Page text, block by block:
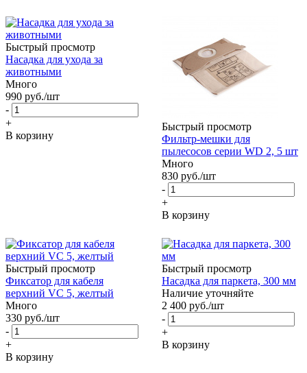
Быстрый просмотр
Насадка для ухода за
животными
Много
990 руб./шт
-
+
В корзину
Быстрый просмотр
Фильтр-мешки для
пылесосов серии WD 2, 5 шт
Много
830 руб./шт
-
+
В корзину
Быстрый просмотр
Фиксатор для кабеля
верхний VC 5, желтый
Много
330 руб./шт
-
+
В корзину
Быстрый просмотр
Насадка для паркета, 300 мм
Наличие уточняйте
2 400 руб./шт
-
+
В корзину